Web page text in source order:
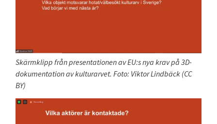
Skärmklipp från presentationen av EU:s nya krav på 3D-
dokumentation av kulturarvet. Foto: Viktor Lindbäck (CC
BY)